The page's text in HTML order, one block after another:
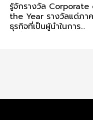
รู้จักรางวัล Corporate
the Year รางวัลแด่ภาค
ธุรกิจที่เป็นผู้นำในการ